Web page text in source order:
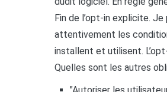
Fin de l’opt-in explicite.
attentivement les
installent et utilisent.
Quelles sont les autres